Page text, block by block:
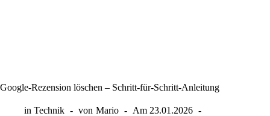
Google-Rezension löschen – Schritt-für-Schritt-Anleitung
in Technik von Mario Am 23.01.2026